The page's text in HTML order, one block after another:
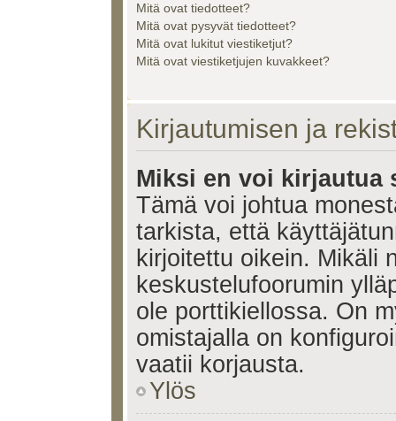
Mitä ovat tiedotteet?
Mitä ovat pysyvät tiedotteet?
Mitä ovat lukitut viestiketjut?
Mitä ovat viestiketjujen kuvakkeet?
Kirjautumisen ja
Miksi en voi kirjautua
Tämä voi johtua
tarkista, että
kirjoitettu oikein. Mikäli
keskustelufoorumin
ole porttikiellossa. On
omistajalla on
vaatii korjausta.
Ylös